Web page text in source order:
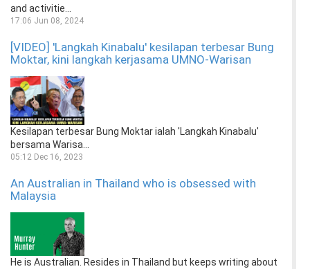
and activitie...
17:06 Jun 08, 2024
[VIDEO] 'Langkah Kinabalu' kesilapan terbesar Bung
Moktar, kini langkah kerjasama UMNO-Warisan
Kesilapan terbesar Bung Moktar ialah 'Langkah Kinabalu'
bersama Warisa...
05:12 Dec 16, 2023
An Australian in Thailand who is obsessed with
Malaysia
He is Australian. Resides in Thailand but keeps writing about